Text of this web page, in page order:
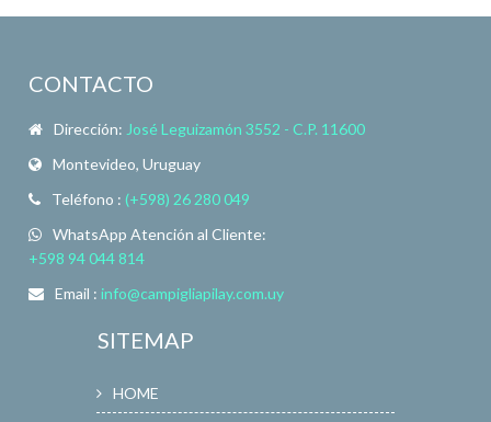
CONTACTO
Dirección: José Leguizamón 3552 - C.P. 11600
Montevideo, Uruguay
Teléfono : (+598) 26 280 049
WhatsApp Atención al Cliente:
+598 94 044 814
Email :info@campigliapilay.com.uy
SITEMAP
HOME